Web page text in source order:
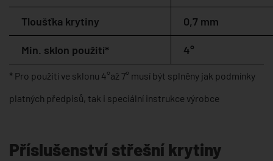
Tloušťka krytiny 0,7 mm
Min. sklon použití* 4°
* Pro použití ve sklonu 4°až 7° musí být splněny jak podmínky
platných předpisů, tak i speciální instrukce výrobce
Příslušenství střešní krytiny